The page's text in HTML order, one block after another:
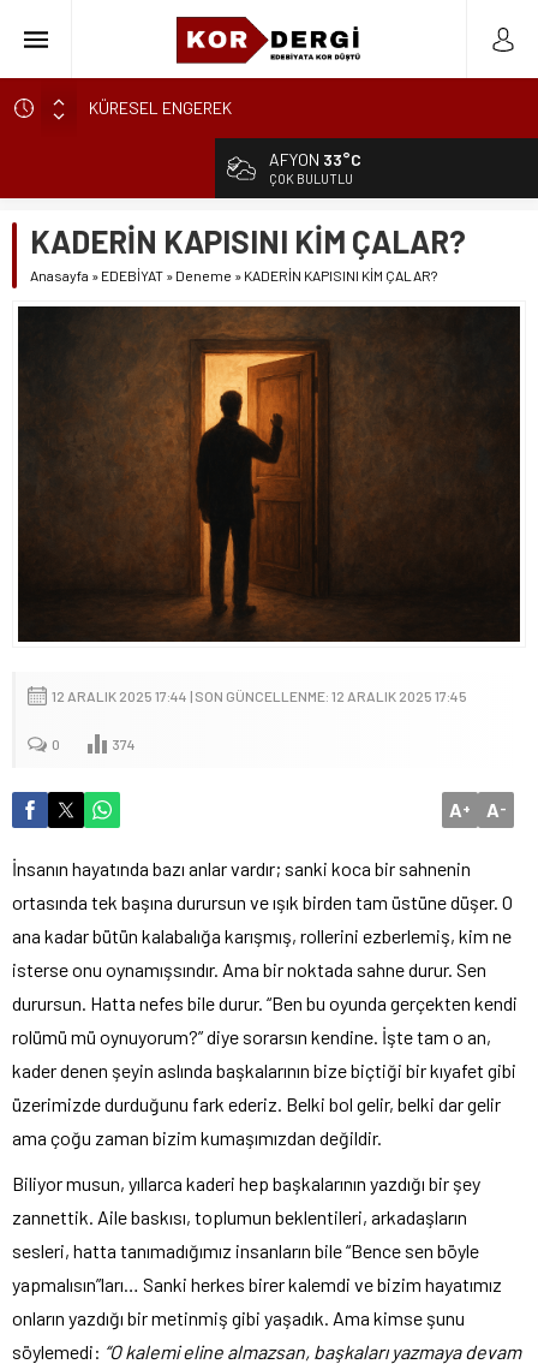
KÜRESEL ENGEREK
YUVANIN TA KENDİSİ
KARALAMALAR
SÖZDE KALANLAR
LEYLA, AŞKIN ÖZNESİDİR
YIKILMAYAN GENÇLİK
BAHÇEDEKİ YABANCI
BİR ÇİÇEĞİ KOPARMAK BU KADAR KOLAYSA…
AFYON 33°C
ÇOK BULUTLU
KADERİN KAPISINI KİM ÇALAR?
Anasayfa » EDEBİYAT » Deneme » KADERİN KAPISINI KİM ÇALAR?
12 ARALIK 2025 17:44 | SON GÜNCELLENME: 12 ARALIK 2025 17:45
0 374
A+ A-
İnsanın hayatında bazı anlar vardır; sanki koca bir sahnenin
ortasında tek başına durursun ve ışık birden tam üstüne düşer. O
ana kadar bütün kalabalığa karışmış, rollerini ezberlemiş, kim ne
isterse onu oynamışsındır. Ama bir noktada sahne durur. Sen
durursun. Hatta nefes bile durur. “Ben bu oyunda gerçekten kendi
rolümü mü oynuyorum?” diye sorarsın kendine. İşte tam o an,
kader denen şeyin aslında başkalarının bize biçtiği bir kıyafet gibi
üzerimizde durduğunu fark ederiz. Belki bol gelir, belki dar gelir
ama çoğu zaman bizim kumaşımızdan değildir.
Biliyor musun, yıllarca kaderi hep başkalarının yazdığı bir şey
zannettik. Aile baskısı, toplumun beklentileri, arkadaşların
sesleri, hatta tanımadığımız insanların bile “Bence sen böyle
yapmalısın”ları… Sanki herkes birer kalemdi ve bizim hayatımız
onların yazdığı bir metinmiş gibi yaşadık. Ama kimse şunu
söylemedi: “O kalemi eline almazsan, başkaları yazmaya devam